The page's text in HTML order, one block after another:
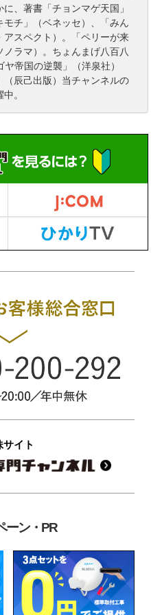
、著書「チョンマゲ天国」
モチ」（ベネッセ）、「みん
スペクト）。「ペリーが来
ラマ）。ちょんまげ八百八
帝国の逆襲」（洋泉社）
（辰己出版）当チャンネルの
。
サイト
ーン・PR